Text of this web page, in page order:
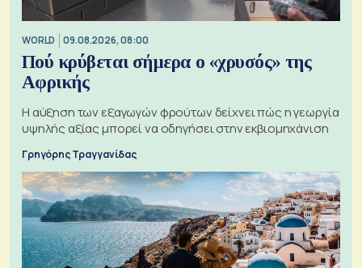
WORLD 09.08.2026, 08:00
Πού κρύβεται σήμερα ο «χρυσός» της
Αφρικής
Η αύξηση των εξαγωγών φρούτων δείχνει πώς η γεωργία
υψηλής αξίας μπορεί να οδηγήσει στην εκβιομηχάνιση
Γρηγόρης Τραγγανίδας